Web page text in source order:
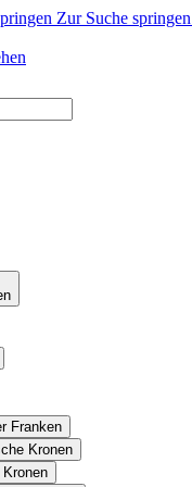
Zur Suche springen
Franken
Kronen
Kronen